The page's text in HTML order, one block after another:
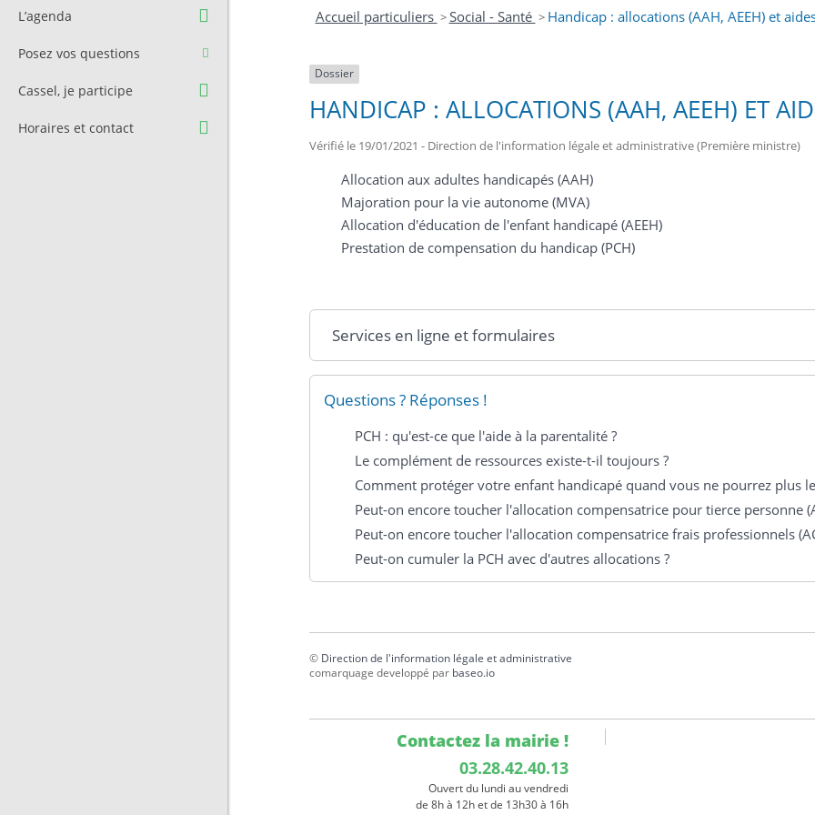
municipale
Contact et Accès
Cimetière
L’agenda
Posez vos questions
Cassel, je participe
Horaires et contact
Accueil particuliers >Social - Santé > Handicap : allocations (AAH, AEEH) et
Dossier
HANDICAP : ALLOCATIONS (AAH, AEEH) ET
Vérifié le 19/01/2021 - Direction de l'information légale et administrative (Première ministre)
Allocation aux adultes handicapés (AAH)
Majoration pour la vie autonome (MVA)
Allocation d'éducation de l'enfant handicapé (AEEH)
Prestation de compensation du handicap (PCH)
Services en ligne et formulaires
Questions ? Réponses !
PCH : qu'est-ce que l'aide à la parentalité ?
Le complément de ressources existe-t-il toujours ?
Comment protéger votre enfant handicapé quand vous ne pourrez plus
Peut-on encore toucher l'allocation compensatrice pour tierce personne
Peut-on encore toucher l'allocation compensatrice frais professionnels
Peut-on cumuler la PCH avec d'autres allocations ?
© Direction de l'information légale et administrative
comarquage developpé par baseo.io
Contactez la mairie !
03.28.42.40.13
Ouvert du lundi au vendredi
de 8h à 12h et de 13h30 à 16h